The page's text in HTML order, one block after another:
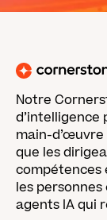
Notre
d’intelligence
main-
que les
compétences
les
agents IA qui